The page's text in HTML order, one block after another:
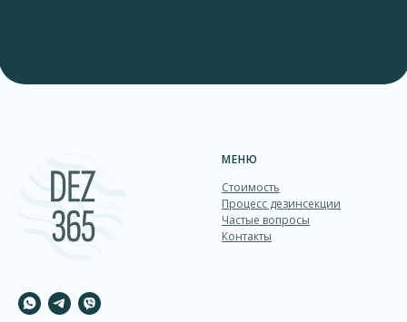
МЕНЮ
Стоимость
Процесс дезинcекции
Частые вопросы
Контакты